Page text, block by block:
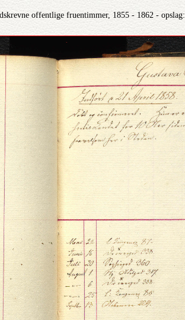
offentlige fruentimmer, 1855 - 1862 - opslag: